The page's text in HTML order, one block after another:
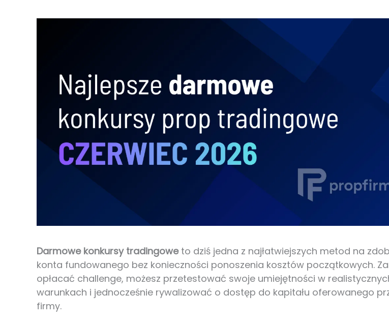
Darmowe konkursy tradingoweto dziś jedna z najłatwiejszych metod na
konta fundowanego bez konieczności ponoszenia kosztów początkowych.
opłacać challenge, możesz przetestować swoje umiejętności w
warunkach i jednocześnie rywalizować o dostęp do kapitału oferowanego
firmy.